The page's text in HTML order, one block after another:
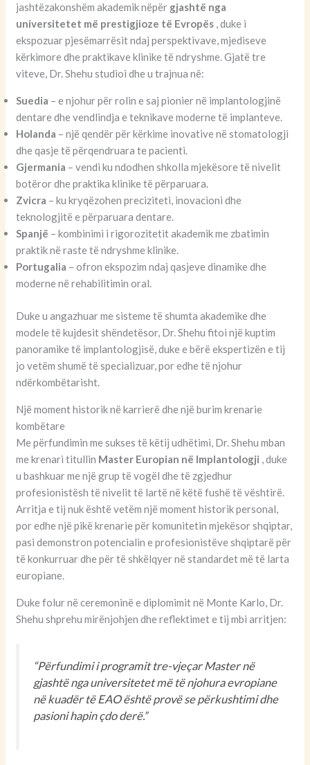
jashtëzakonshëm akademik nëpër gjashtë nga
universitetet më prestigjioze të Evropës , duke i
ekspozuar pjesëmarrësit ndaj perspektivave, mjediseve
kërkimore dhe praktikave klinike të ndryshme. Gjatë tre
viteve, Dr. Shehu studioi dhe u trajnua në:
Suedia – e njohur për rolin e saj pionier në implantologjinë
dentare dhe vendlindja e teknikave moderne të implanteve.
Holanda – një qendër për kërkime inovative në stomatologji
dhe qasje të përqendruara te pacienti.
Gjermania – vendi ku ndodhen shkolla mjekësore të nivelit
botëror dhe praktika klinike të përparuara.
Zvicra – ku kryqëzohen preciziteti, inovacioni dhe
teknologjitë e përparuara dentare.
Spanjë – kombinimi i rigorozitetit akademik me zbatimin
praktik në raste të ndryshme klinike.
Portugalia – ofron ekspozim ndaj qasjeve dinamike dhe
moderne në rehabilitimin oral.
Duke u angazhuar me sisteme të shumta akademike dhe
modele të kujdesit shëndetësor, Dr. Shehu fitoi një kuptim
panoramike të implantologjisë, duke e bërë ekspertizën e tij
jo vetëm shumë të specializuar, por edhe të njohur
ndërkombëtarisht.
Një moment historik në karrierë dhe një burim krenarie
kombëtare
Me përfundimin me sukses të këtij udhëtimi, Dr. Shehu mban
me krenari titullin Master Europian në Implantologji , duke
u bashkuar me një grup të vogël dhe të zgjedhur
profesionistësh të nivelit të lartë në këtë fushë të vështirë.
Arritja e tij nuk është vetëm një moment historik personal,
por edhe një pikë krenarie për komunitetin mjekësor shqiptar,
pasi demonstron potencialin e profesionistëve shqiptarë për
të konkurruar dhe për të shkëlqyer në standardet më të larta
europiane.
Duke folur në ceremoninë e diplomimit në Monte Karlo, Dr.
Shehu shprehu mirënjohjen dhe reflektimet e tij mbi arritjen:
“Përfundimi i programit tre-vjeçar Master në
gjashtë nga universitetet më të njohura evropiane
në kuadër të EAO është provë se përkushtimi dhe
pasioni hapin çdo derë.”